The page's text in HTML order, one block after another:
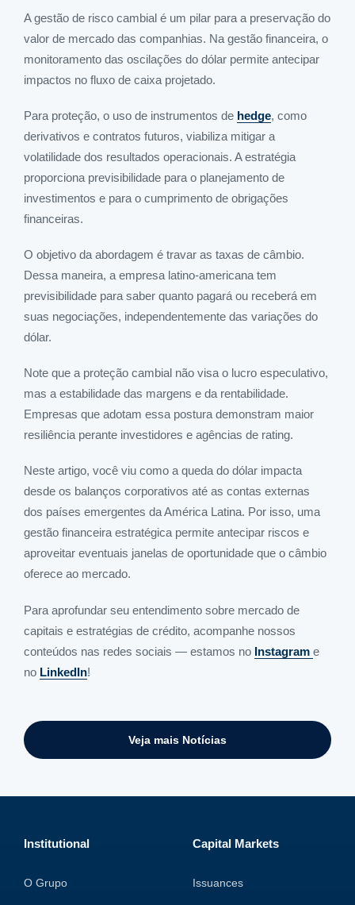
A gestão de risco cambial é um pilar para a preservação do
valor de mercado das companhias. Na gestão financeira, o
monitoramento das oscilações do dólar permite antecipar
impactos no fluxo de caixa projetado.
Para proteção, o uso de instrumentos de hedge, como
derivativos e contratos futuros, viabiliza mitigar a
volatilidade dos resultados operacionais. A estratégia
proporciona previsibilidade para o planejamento de
investimentos e para o cumprimento de obrigações
financeiras.
O objetivo da abordagem é travar as taxas de câmbio.
Dessa maneira, a empresa latino-americana tem
previsibilidade para saber quanto pagará ou receberá em
suas negociações, independentemente das variações do
dólar.
Note que a proteção cambial não visa o lucro especulativo,
mas a estabilidade das margens e da rentabilidade.
Empresas que adotam essa postura demonstram maior
resiliência perante investidores e agências de rating.
Neste artigo, você viu como a queda do dólar impacta
desde os balanços corporativos até as contas externas
dos países emergentes da América Latina. Por isso, uma
gestão financeira estratégica permite antecipar riscos e
aproveitar eventuais janelas de oportunidade que o câmbio
oferece ao mercado.
Para aprofundar seu entendimento sobre mercado de
capitais e estratégias de crédito, acompanhe nossos
conteúdos nas redes sociais — estamos no Instagrame
no LinkedIn!
Veja mais Notícias
Institutional
O Grupo
Capital Markets
Issuances